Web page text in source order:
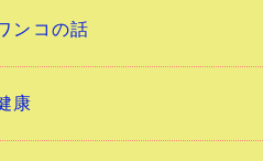
ンコの話
康